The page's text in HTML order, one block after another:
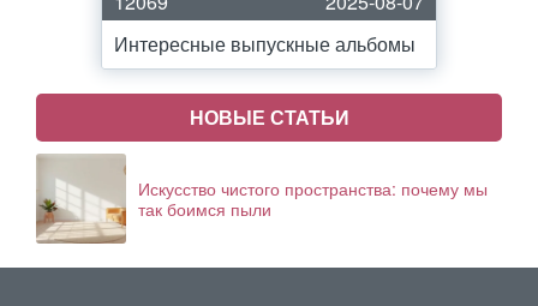
Интересные выпускные альбомы
НОВЫЕ СТАТЬИ
Искусство чистого пространства: почему мы
так боимся пыли